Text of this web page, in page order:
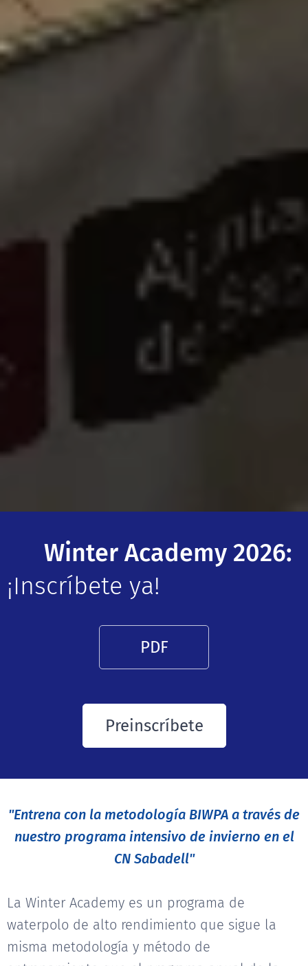
Winter Academy 2026:
¡Inscríbete ya!
PDF
Preinscríbete
"Entrena con la metodología BIWPA a través de
nuestro programa intensivo de invierno en el
CN Sabadell"
La Winter Academy es un programa de
waterpolo de alto rendimiento que sigue la
misma metodología y método de